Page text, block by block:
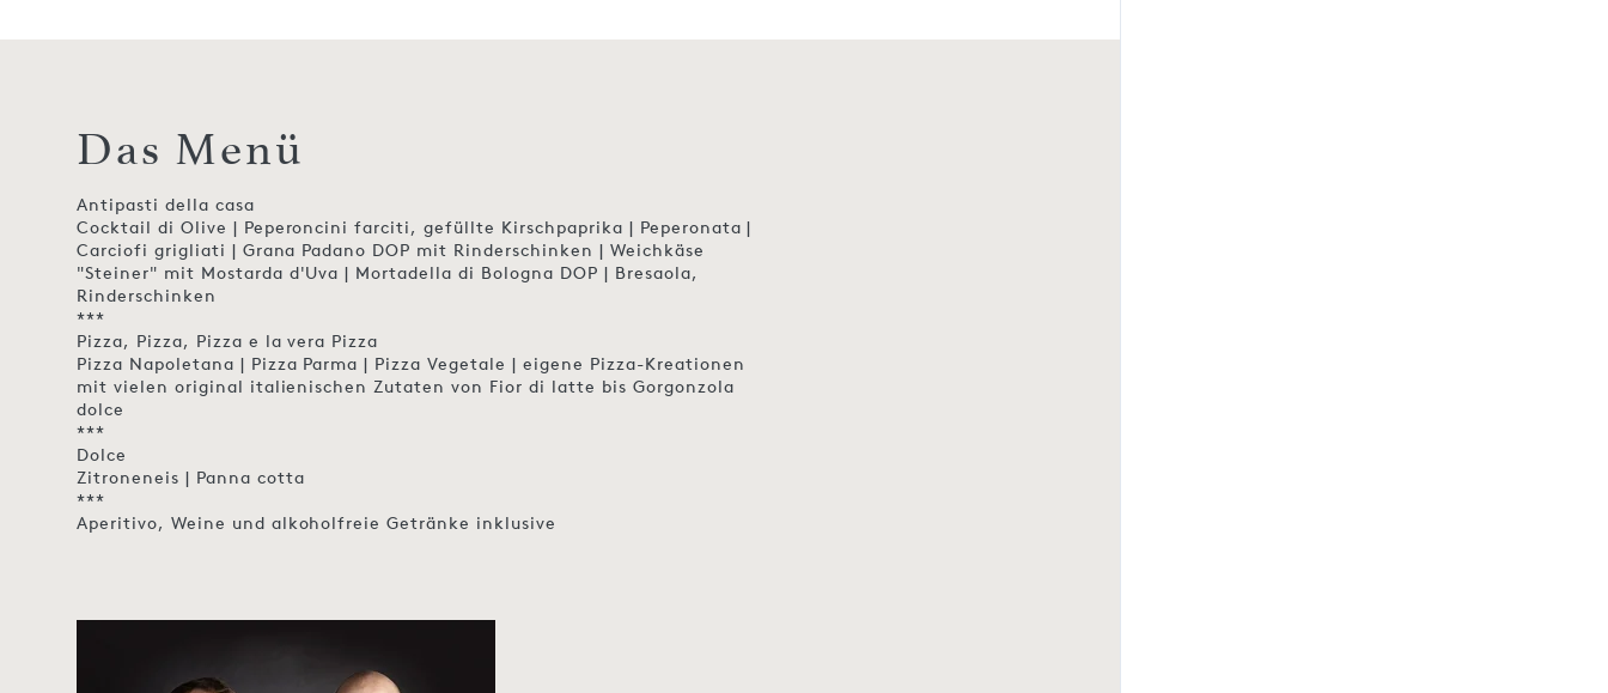
Das Menü
Antipasti della casa
Cocktail di Olive | Peperoncini farciti, gefüllte Kirschpaprika | Peperonata |
Carciofi grigliati | Grana Padano DOP mit Rinderschinken | Weichkäse
"Steiner" mit Mostarda d'Uva | Mortadella di Bologna DOP | Bresaola,
Rinderschinken
***
Pizza, Pizza, Pizza e la vera Pizza
Pizza Napoletana | Pizza Parma | Pizza Vegetale | eigene Pizza-Kreationen
mit vielen original italienischen Zutaten von Fior di latte bis Gorgonzola
dolce
***
Dolce
Zitroneneis | Panna cotta
***
Aperitivo, Weine und alkoholfreie Getränke inklusive